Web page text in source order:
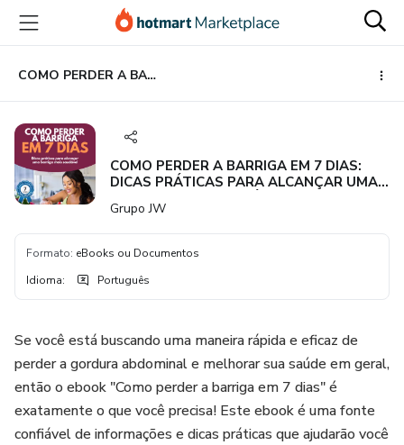
para
conteúdo
principal
para
pagamento
para
rodapé
COMO PERDER A BARRIGA EM 7 DIAS: DICAS PRÁTICAS PARA ALCANÇAR UMA BARRIGA MAIS SAUDÁVEL
COMO PERDER A BARRIGA EM 7 DIAS:
DICAS PRÁTICAS PARA ALCANÇAR UMA
Grupo JW
Formato: eBooks ou Documentos
Idioma: Português
Se você está buscando uma maneira rápida e eficaz de
perder a gordura abdominal e melhorar sua saúde em geral,
então o ebook "Como perder a barriga em 7 dias" é
exatamente o que você precisa! Este ebook é uma fonte
confiável de informações e dicas práticas que ajudarão você